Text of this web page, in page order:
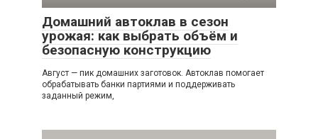
Домашний автоклав в сезон
урожая: как выбрать объём и
безопасную конструкцию
Август — пик домашних заготовок. Автоклав помогает
обрабатывать банки партиями и поддерживать
заданный режим,